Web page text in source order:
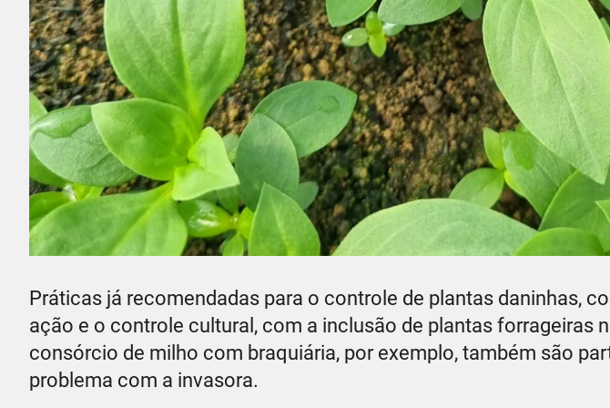
Práticas já recomendadas para o controle de plantas daninhas,
ação e o controle cultural, com a inclusão de plantas forrageiras
consórcio de milho com braquiária, por exemplo, também são
problema com a invasora.